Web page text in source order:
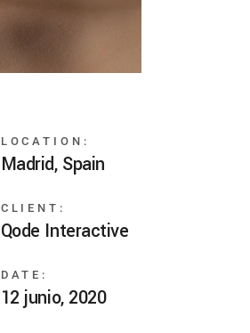
LOCATION:
Madrid, Spain
CLIENT:
Qode Interactive
DATE:
12 junio, 2020